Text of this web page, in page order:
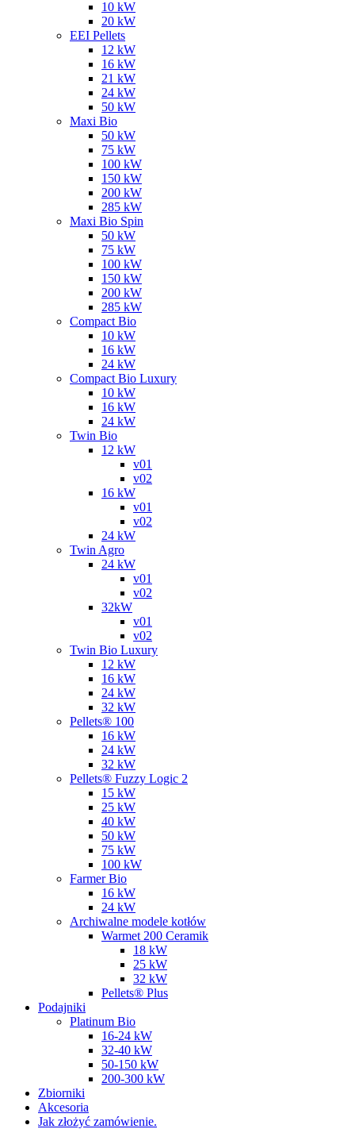
10 kW
20 kW
EEI Pellets
12 kW
16 kW
21 kW
24 kW
50 kW
Maxi Bio
50 kW
75 kW
100 kW
150 kW
200 kW
285 kW
Maxi Bio Spin
50 kW
75 kW
100 kW
150 kW
200 kW
285 kW
Compact Bio
10 kW
16 kW
24 kW
Compact Bio Luxury
10 kW
16 kW
24 kW
Twin Bio
12 kW
v01
v02
16 kW
v01
v02
24 kW
Twin Agro
24 kW
v01
v02
32kW
v01
v02
Twin Bio Luxury
12 kW
16 kW
24 kW
32 kW
Pellets® 100
16 kW
24 kW
32 kW
Pellets® Fuzzy Logic 2
15 kW
25 kW
40 kW
50 kW
75 kW
100 kW
Farmer Bio
16 kW
24 kW
Archiwalne modele kotłów
Warmet 200 Ceramik
18 kW
25 kW
32 kW
Pellets® Plus
Podajniki
Platinum Bio
16-24 kW
32-40 kW
50-150 kW
200-300 kW
Zbiorniki
Akcesoria
Jak złożyć zamówienie.